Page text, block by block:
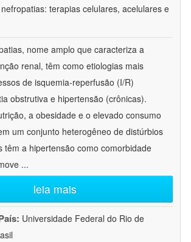
terapias celulares, acelulares e
nome amplo que caracteriza a
renal, têm como etiologias mais
de isquemia-reperfusão (I/R)
obstrutiva e hipertensão (crônicas).
a obesidade e o elevado consumo
um conjunto heterogêneo de distúrbios
têm a hipertensão como comorbidade
...
leia mais
Universidade Federal do Rio de